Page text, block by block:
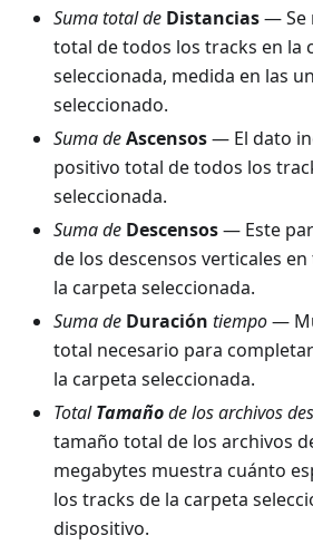
Suma total de Distancias— Se
total de todos los tracks en la
seleccionada, medida en las
seleccionado.
Suma deAscensos— El dato
positivo total de todos los
seleccionada.
Suma de Descensos— Este
de los descensos verticales
la carpeta seleccionada.
Suma de Duración tiempo—
total necesario para
la carpeta seleccionada.
TotalTamañode los archivos
tamaño total de los archivos
megabytes muestra cuánto
los tracks de la carpeta
dispositivo.